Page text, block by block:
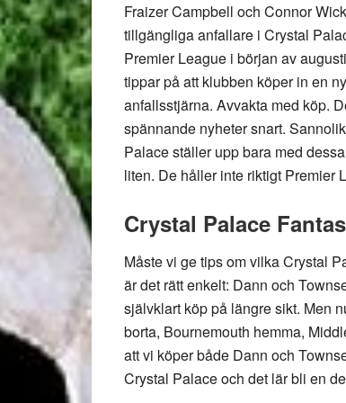
Fraizer Campbell och Connor
tillgängliga anfallare i Crystal
Premier League i början av
tippar på att klubben köper in en ny
anfallsstjärna. Avvakta med köp.
spännande nyheter snart.
Palace ställer upp bara med
liten. De håller inte riktigt Premier
Crystal Palace
Måste vi ge tips om vilka Crystal
är det rätt enkelt: Dann och
självklart köp på längre sikt. Men
borta, Bournemouth hemma,
att vi köper både Dann och
Crystal Palace och det lär bli en